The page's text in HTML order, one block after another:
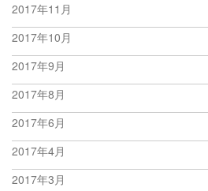
2017年11月
2017年10月
2017年9月
2017年8月
2017年6月
2017年4月
2017年3月